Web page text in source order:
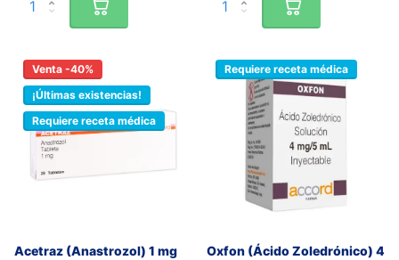
Venta -40%
¡Últimas existencias!
Requiere receta médica
Acetraz (Anastrozol) 1 mg
Requiere receta médica
Oxfon (Ácido Zoledrónico) 4